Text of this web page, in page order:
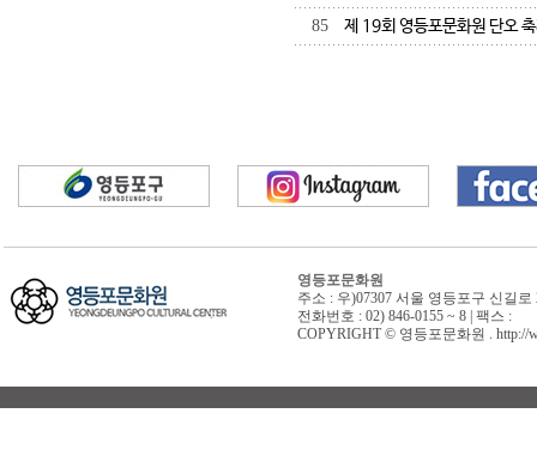
85 제 19회 영등포문화원 단오
영등포문화원
주소 : 우)07307 서울 영등포구 신길
전화번호 : 02) 846-0155 ~ 8 | 팩스 :
COPYRIGHT © 영등포문화원 . http://